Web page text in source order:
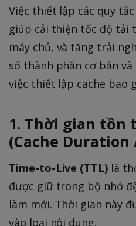
Việc thiết lập các quy
giúp cải thiện tốc độ tải
máy chủ, và tăng trải
số thành phần cơ bản
việc thiết lập cache bao
1. Thời gian tồn
(Cache Duration
Time-to-Live (TTL) là
được giữ trong bộ nhớ
làm mới. Thời gian này
vào loại nội dung.